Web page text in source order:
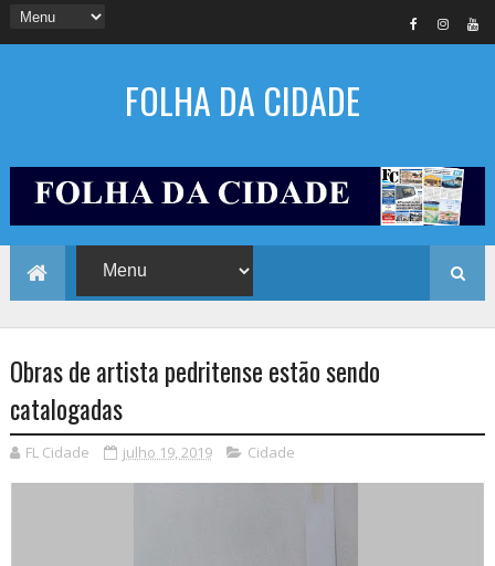
FOLHA DA CIDADE
Obras de artista pedritense estão sendo
catalogadas
FL Cidade julho 19, 2019 Cidade